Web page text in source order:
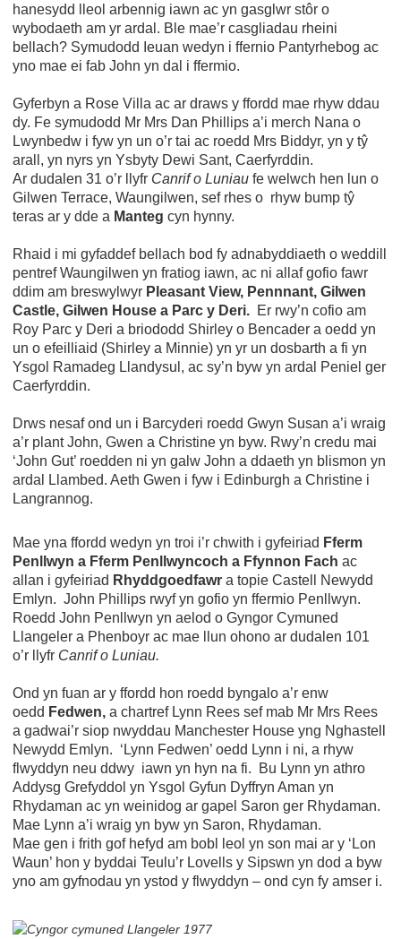
hanesydd lleol arbennig iawn ac yn gasglwr stôr o
wybodaeth am yr ardal. Ble mae’r casgliadau rheini
bellach? Symudodd Ieuan wedyn i ffernio Pantyrhebog ac
yno mae ei fab John yn dal i ffermio.
Gyferbyn a Rose Villa ac ar draws y ffordd mae rhyw ddau
dy. Fe symudodd Mr Mrs Dan Phillips a’i merch Nana o
Lwynbedw i fyw yn un o’r tai ac roedd Mrs Biddyr, yn y tŷ
arall, yn nyrs yn Ysbyty Dewi Sant, Caerfyrddin.
Ar dudalen 31 o’r llyfr Canrif o Luniau fe welwch hen lun o
Gilwen Terrace, Waungilwen, sef rhes o rhyw bump tŷ
teras ar y dde a Manteg cyn hynny.
Rhaid i mi gyfaddef bellach bod fy adnabyddiaeth o weddill
pentref Waungilwen yn fratiog iawn, ac ni allaf gofio fawr
ddim am breswylwyr Pleasant View, Pennnant, Gilwen
Castle, Gilwen House a Parc y Deri. Er rwy’n cofio am
Roy Parc y Deri a briododd Shirley o Bencader a oedd yn
un o efeilliaid (Shirley a Minnie) yn yr un dosbarth a fi yn
Ysgol Ramadeg Llandysul, ac sy’n byw yn ardal Peniel ger
Caerfyrddin.
Drws nesaf ond un i Barcyderi roedd Gwyn Susan a’i wraig
a’r plant John, Gwen a Christine yn byw. Rwy’n credu mai
‘John Gut’ roedden ni yn galw John a ddaeth yn blismon yn
ardal Llambed. Aeth Gwen i fyw i Edinburgh a Christine i
Langrannog.
Mae yna ffordd wedyn yn troi i’r chwith i gyfeiriad Fferm
Penllwyn a Fferm Penllwyncoch a Ffynnon Fach ac
allan i gyfeiriad Rhyddgoedfawr a topie Castell Newydd
Emlyn. John Phillips rwyf yn gofio yn ffermio Penllwyn.
Roedd John Penllwyn yn aelod o Gyngor Cymuned
Llangeler a Phenboyr ac mae llun ohono ar dudalen 101
o’r llyfr Canrif o Luniau.
Ond yn fuan ar y ffordd hon roedd byngalo a’r enw
oedd Fedwen, a chartref Lynn Rees sef mab Mr Mrs Rees
a gadwai’r siop nwyddau Manchester House yng Nghastell
Newydd Emlyn. ‘Lynn Fedwen’ oedd Lynn i ni, a rhyw
flwyddyn neu ddwy iawn yn hyn na fi. Bu Lynn yn athro
Addysg Grefyddol yn Ysgol Gyfun Dyffryn Aman yn
Rhydaman ac yn weinidog ar gapel Saron ger Rhydaman.
Mae Lynn a’i wraig yn byw yn Saron, Rhydaman.
Mae gen i frith gof hefyd am bobl leol yn son mai ar y ‘Lon
Waun’ hon y byddai Teulu’r Lovells y Sipswn yn dod a byw
yno am gyfnodau yn ystod y flwyddyn – ond cyn fy amser i.